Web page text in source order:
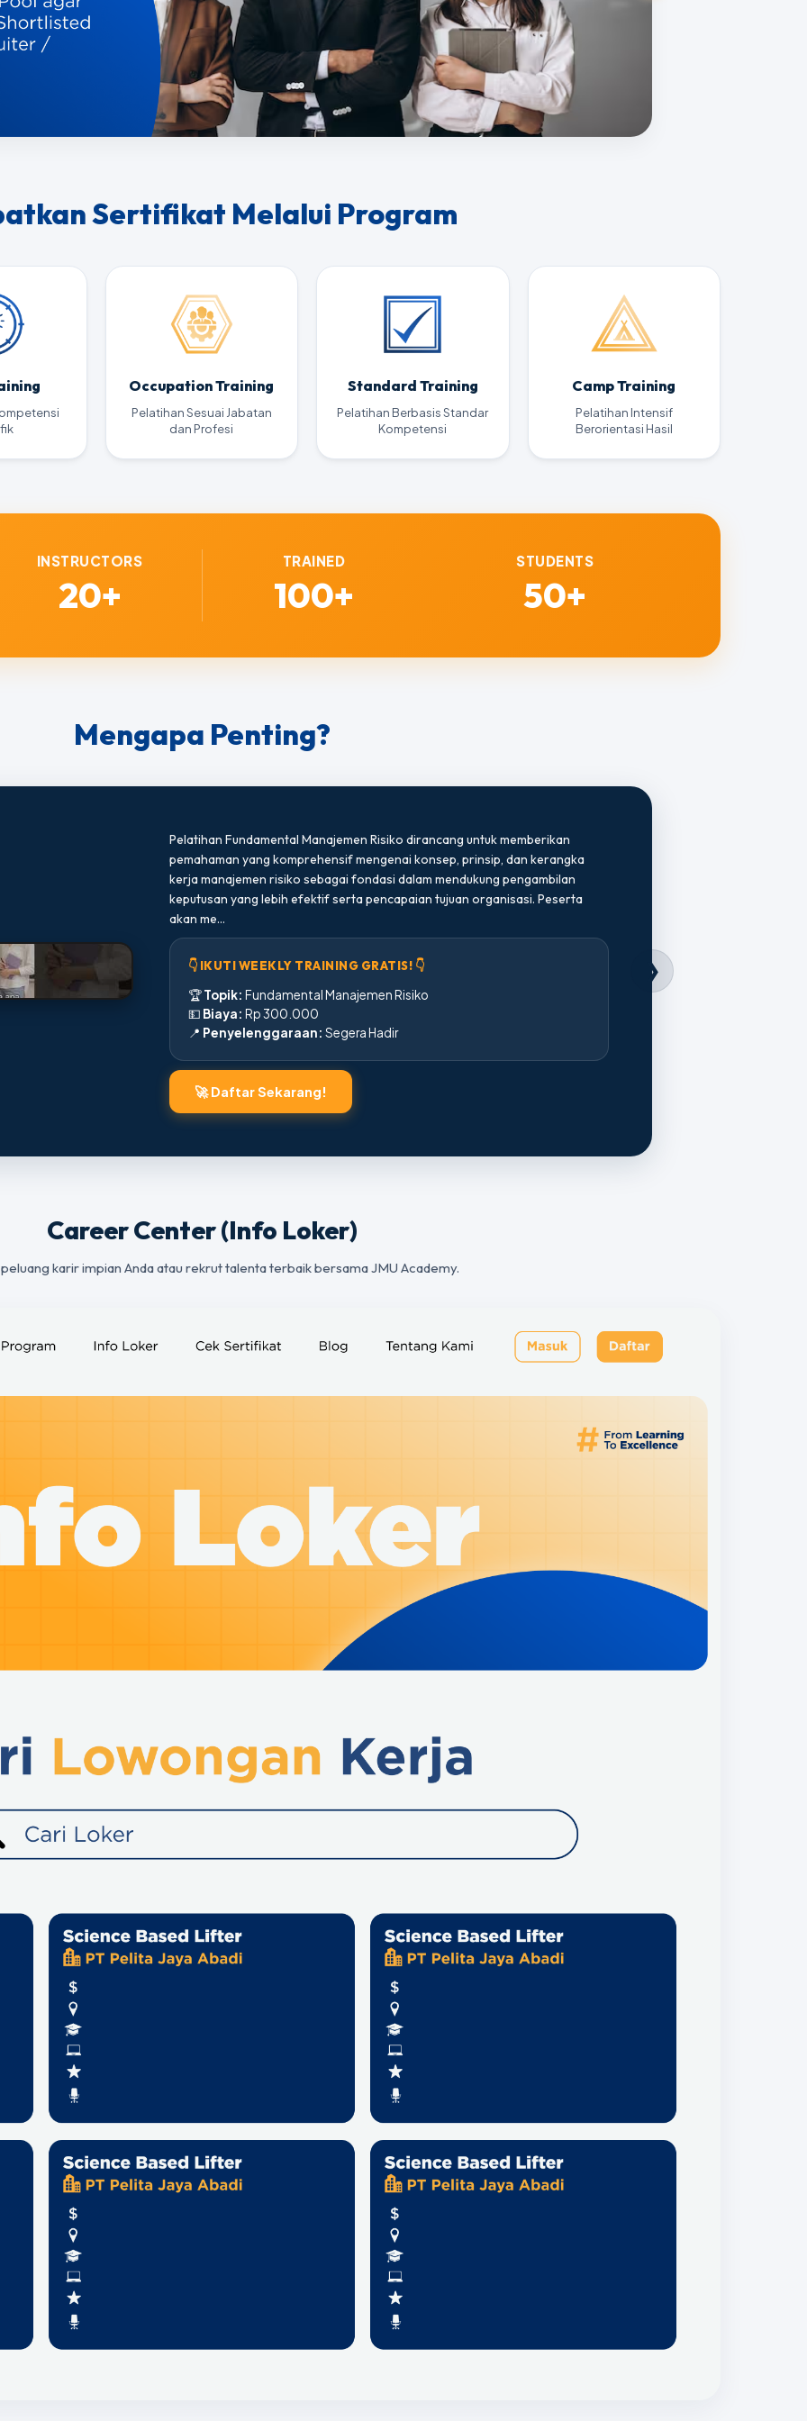
Sertifikat Melalui Program
Occupation Training
Pelatihan Sesuai Jabatan
dan Profesi
Standard Training
Pelatihan Berbasis Standar
Kompetensi
Camp Training
Pelatihan Intensif
Berorientasi Hasil
INSTRUCTORS
20+
TRAINED
100+
STUDENTS
50+
Mengapa Penting?
Pelatihan Fundamental Manajemen Risiko dirancang untuk memberikan
pemahaman yang komprehensif mengenai konsep, prinsip, dan kerangka
kerja manajemen risiko sebagai fondasi dalam mendukung pengambilan
keputusan yang lebih efektif serta pencapaian tujuan organisasi. Peserta
akan me...
👇 IKUTI WEEKLY TRAINING GRATIS! 👇
🏆Topik: Fundamental Manajemen Risiko
💵 Biaya: Rp 300.000
📍 Penyelenggaraan: Segera Hadir
🚀 Daftar Sekarang!
❯
Career Center (Info Loker)
karir impian Anda atau rekrut talenta terbaik bersama JMU Academy.